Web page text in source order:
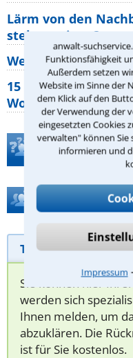
anwalt-
Funktionsfähigkeit
Außerdem setzen
Website im Sinne der
dem Klick auf den
der Verwendung der
eingesetzten Cookies
verwalten" können Sie
informieren und
Impressum
Lärm von den
stehen mir zu?
Wer muss
15 elementare
Teste
Hilfe bei Ihrer
Telefonhilfe
Sie können hier
werden sich
Ihnen melden, um
abzuklären. Die
ist für Sie kostenlos.